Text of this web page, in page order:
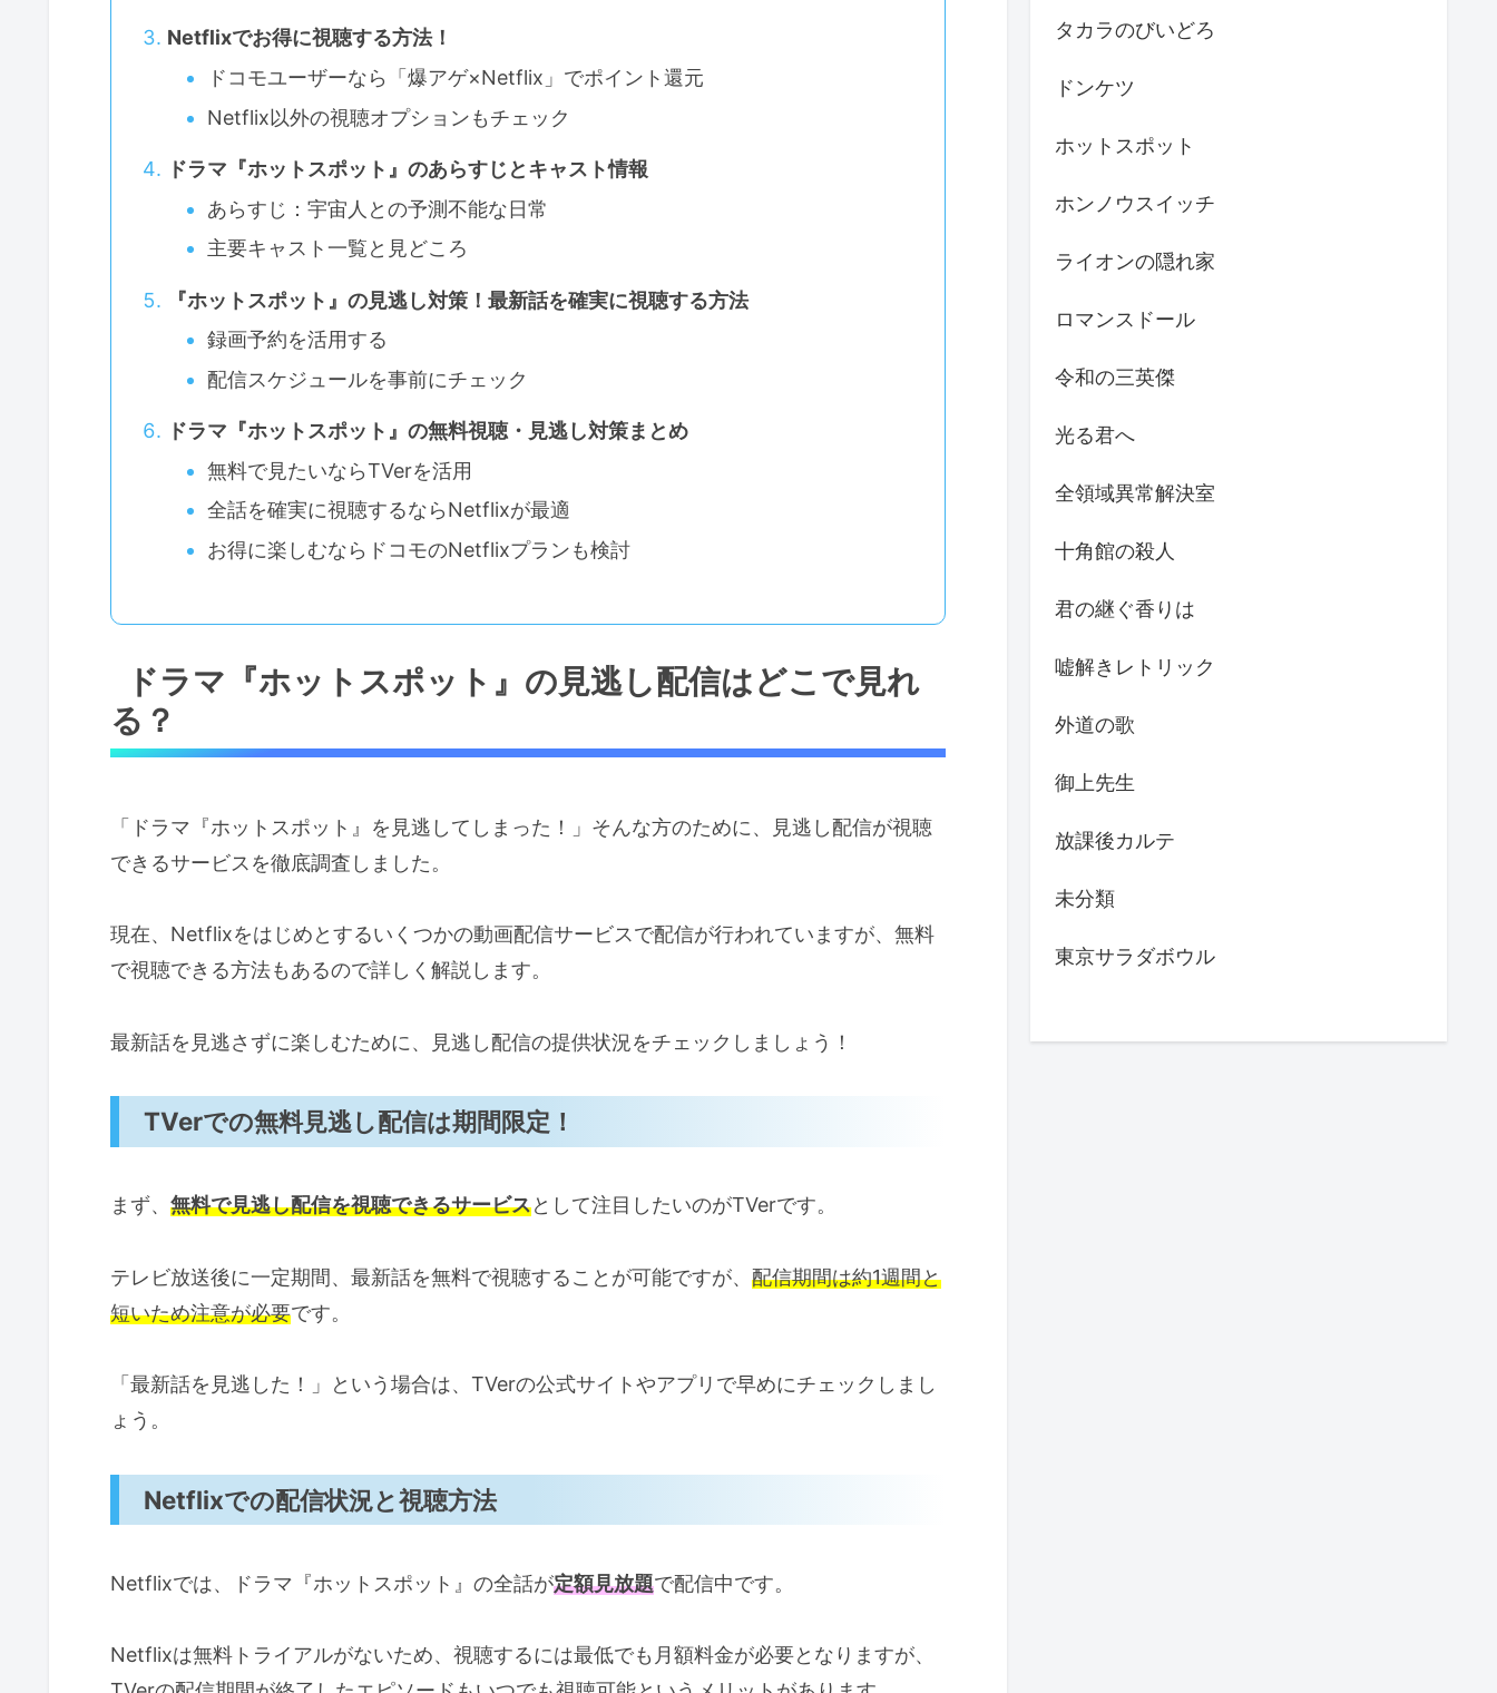
Netflixでお得に視聴する方法！
ドコモユーザーなら「爆アゲ×Netflix」でポイント還元
Netflix以外の視聴オプションもチェック
ドラマ『ホットスポット』のあらすじとキャスト情報
あらすじ：宇宙人との予測不能な日常
主要キャスト一覧と見どころ
『ホットスポット』の見逃し対策！最新話を確実に視聴する方法
録画予約を活用する
配信スケジュールを事前にチェック
ドラマ『ホットスポット』の無料視聴・見逃し対策まとめ
無料で見たいならTVerを活用
全話を確実に視聴するならNetflixが最適
お得に楽しむならドコモのNetflixプランも検討
ドラマ『ホットスポット』の見逃し配信はどこで見れ
る？
「ドラマ『ホットスポット』を見逃してしまった！」そんな方のために、見逃し配信が視聴
できるサービスを徹底調査しました。
現在、Netflixをはじめとするいくつかの動画配信サービスで配信が行われていますが、無料
で視聴できる方法もあるので詳しく解説します。
最新話を見逃さずに楽しむために、見逃し配信の提供状況をチェックしましょう！
TVerでの無料見逃し配信は期間限定！
まず、 無料で見逃し配信を視聴できるサービスとして注目したいのがTVerです。
テレビ放送後に一定期間、最新話を無料で視聴することが可能ですが、 配信期間は約1週間と
短いため注意が必要です。
「最新話を見逃した！」という場合は、TVerの公式サイトやアプリで早めにチェックしまし
ょう。
Netflixでの配信状況と視聴方法
Netflixでは、ドラマ『ホットスポット』の全話が定額見放題で配信中です。
Netflixは無料トライアルがないため、視聴するには最低でも月額料金が必要となりますが、
タカラのびいどろ
ドンケツ
ホットスポット
ホンノウスイッチ
ライオンの隠れ家
ロマンスドール
令和の三英傑
光る君へ
全領域異常解決室
十角館の殺人
君の継ぐ香りは
嘘解きレトリック
外道の歌
御上先生
放課後カルテ
未分類
東京サラダボウル